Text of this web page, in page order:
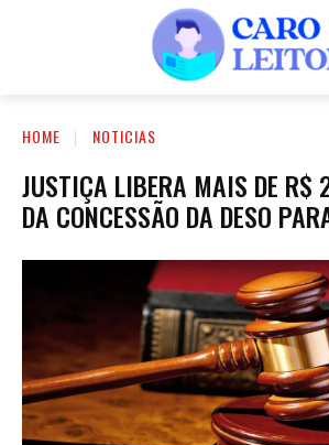
HOME NOTICIAS
JUSTIÇA LIBERA MAIS DE R$
DA CONCESSÃO DA DESO